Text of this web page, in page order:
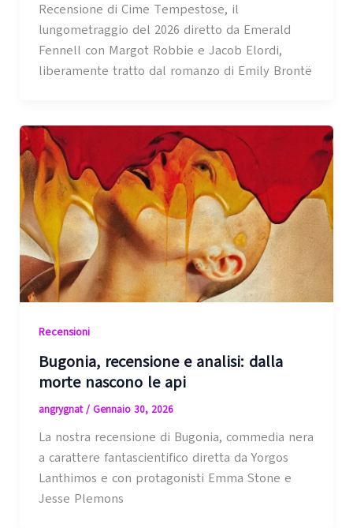
Recensione di Cime Tempestose, il
lungometraggio del 2026 diretto da Emerald
Fennell con Margot Robbie e Jacob Elordi,
liberamente tratto dal romanzo di Emily Brontë
Recensioni
Bugonia, recensione e analisi: dalla
morte nascono le api
angrygnat/ Gennaio 30, 2026
La nostra recensione di Bugonia, commedia nera
a carattere fantascientifico diretta da Yorgos
Lanthimos e con protagonisti Emma Stone e
Jesse Plemons